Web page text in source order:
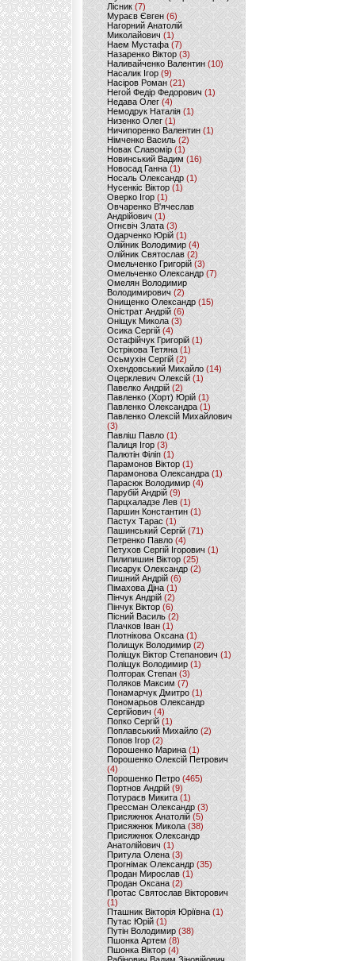
Лісник (7)
Мураєв Євген(6)
Нагорний Анатолій
Миколайович (1)
Наем Мустафа (7)
Назаренко Віктор (3)
Наливайченко Валентин (10)
Насалик Ігор(9)
Насіров Роман (21)
Негой Федір Федорович(1)
Недава Олег(4)
Немодрук Наталія(1)
Низенко Олег (1)
Ничипоренко Валентин (1)
Німченко Василь (2)
Новак Славомір (1)
Новинський Вадим (16)
Новосад Ганна (1)
Носаль Олександр (1)
Нусенкіс Віктор (1)
Оверко Ігор (1)
Овчаренко В'ячеслав
Андрійович(1)
Огнєвіч Злата (3)
Одарченко Юрій(1)
Олійник Володимир (4)
Олійник Святослав (2)
Омельченко Григорій (3)
Омельченко Олександр(7)
Омелян Володимир
Володимирович (2)
Онищенко Олександр (15)
Оністрат Андрій (6)
Оніщук Микола (3)
Осика Сергій(4)
Остафійчук Григорій(1)
Острікова Тетяна (1)
Осьмухін Сергій (2)
Охендовський Михайло (14)
Оцерклевич Олексій (1)
Павелко Андрій (2)
Павленко (Хорт) Юрій (1)
Павленко Олександра (1)
Павленко Олексій Михайлович
(3)
Павліш Павло(1)
Палиця Ігор (3)
Палютін Філіп(1)
Парамонов Віктор (1)
Парамонова Олександра(1)
Парасюк Володимир(4)
Парубій Андрій (9)
Парцхаладзе Лев (1)
Паршин Константин(1)
Пастух Тарас (1)
Пашинський Сергій (71)
Петренко Павло (4)
Петухов Сергій Ігорович (1)
Пилипишин Віктор(25)
Писарук Олександр(2)
Пишний Андрій (6)
Пімахова Діна(1)
Пінчук Андрій(2)
Пінчук Віктор (6)
Пісний Василь (2)
Плачков Іван(1)
Плотнікова Оксана (1)
Полищук Володимир(2)
Поліщук Віктор Степанович(1)
Поліщук Володимир (1)
Полторак Степан(3)
Поляков Максим (7)
Понамарчук Дмитро (1)
Пономарьов Олександр
Сергійович(4)
Попко Сергій (1)
Поплавський Михайло (2)
Попов Ігор(2)
Порошенко Марина (1)
Порошенко Олексій Петрович
(4)
Порошенко Петро (465)
Портнов Андрій (9)
Потураєв Микита(1)
Прессман Олександр(3)
Присяжнюк Анатолій (5)
Присяжнюк Микола (38)
Присяжнюк Олександр
Анатолійович (1)
Притула Олена (3)
Прогнімак Олександр(35)
Продан Мирослав(1)
Продан Оксана (2)
Протас Святослав Вікторович
(1)
Пташник Вікторія Юріївна (1)
Путас Юрій (1)
Путін Володимир(38)
Пшонка Артем (8)
Пшонка Віктор(4)